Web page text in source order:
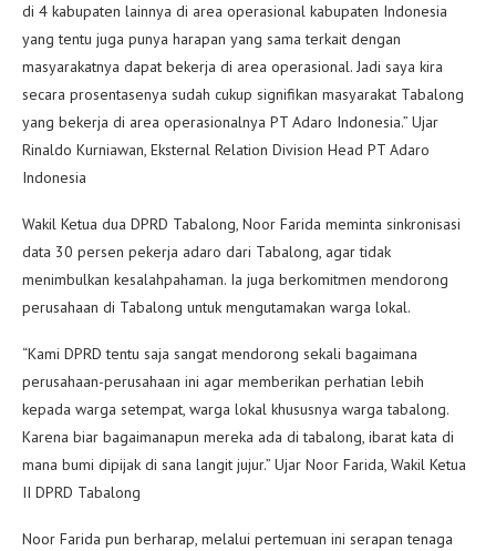
di 4 kabupaten lainnya di area operasional kabupaten Indonesia
yang tentu juga punya harapan yang sama terkait dengan
masyarakatnya dapat bekerja di area operasional. Jadi saya kira
secara prosentasenya sudah cukup signifikan masyarakat Tabalong
yang bekerja di area operasionalnya PT Adaro Indonesia.” Ujar
Rinaldo Kurniawan, Eksternal Relation Division Head PT Adaro
Indonesia
Wakil Ketua dua DPRD Tabalong, Noor Farida meminta sinkronisasi
data 30 persen pekerja adaro dari Tabalong, agar tidak
menimbulkan kesalahpahaman. Ia juga berkomitmen mendorong
perusahaan di Tabalong untuk mengutamakan warga lokal.
“Kami DPRD tentu saja sangat mendorong sekali bagaimana
perusahaan-perusahaan ini agar memberikan perhatian lebih
kepada warga setempat, warga lokal khususnya warga tabalong.
Karena biar bagaimanapun mereka ada di tabalong, ibarat kata di
mana bumi dipijak di sana langit jujur.” Ujar Noor Farida, Wakil Ketua
II DPRD Tabalong
Noor Farida pun berharap, melalui pertemuan ini serapan tenaga